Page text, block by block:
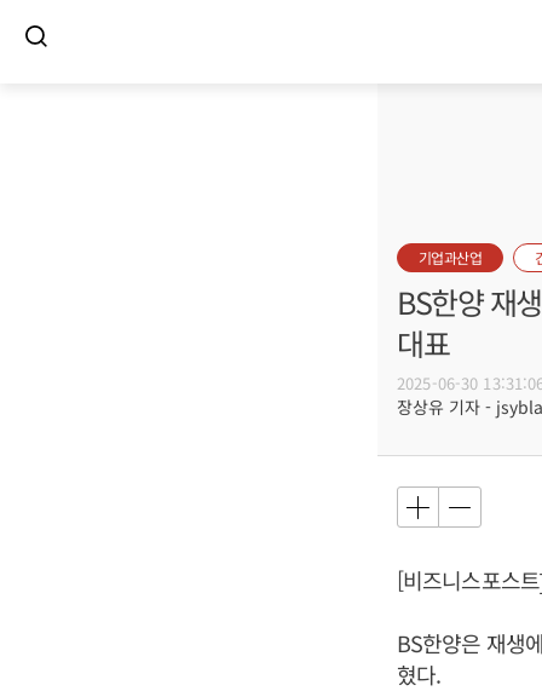
기업과산업
BS한양 재
대표
2025-06-30
장상유 기자 -
[비즈니스포스
BS한양은 재생
혔다.